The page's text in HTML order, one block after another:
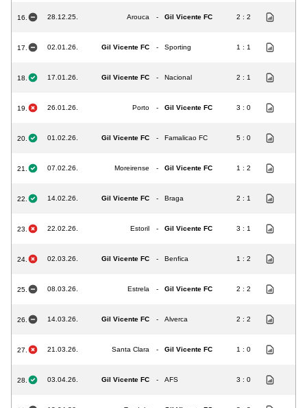
16. 28.12.25. Arouca - Gil Vicente FC 2 : 2
17. 02.01.26. Gil Vicente FC - Sporting 1 : 1
18. 17.01.26. Gil Vicente FC - Nacional 2 : 1
19. 26.01.26. Porto - Gil Vicente FC 3 : 0
20. 01.02.26. Gil Vicente FC - Famalicao FC 5 : 0
21. 07.02.26. Moreirense - Gil Vicente FC 1 : 2
22. 14.02.26. Gil Vicente FC - Braga 2 : 1
23. 22.02.26. Estoril - Gil Vicente FC 3 : 1
24. 02.03.26. Gil Vicente FC - Benfica 1 : 2
25. 08.03.26. Estrela - Gil Vicente FC 2 : 2
26. 14.03.26. Gil Vicente FC - Alverca 2 : 2
27. 21.03.26. Santa Clara - Gil Vicente FC 1 : 0
28. 03.04.26. Gil Vicente FC - AFS 3 : 0